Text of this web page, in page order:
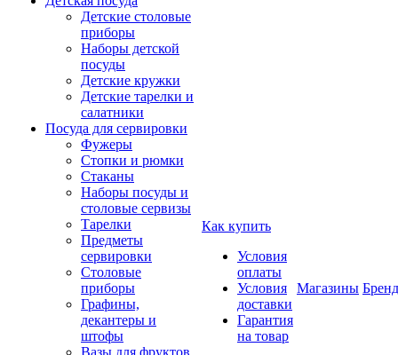
Детские столовые
приборы
Наборы детской
посуды
Детские кружки
Детские тарелки и
салатники
Посуда для сервировки
Фужеры
Стопки и рюмки
Стаканы
Наборы посуды и
столовые сервизы
Тарелки
Предметы
сервировки
Столовые
приборы
Графины,
декантеры и
штофы
Вазы для фруктов
Как купить
Условия
оплаты
Условия
доставки
Гарантия
на товар
Магазины